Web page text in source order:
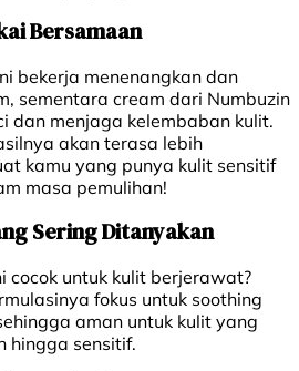
Bersamaan
bekerja menenangkan dan
sementara cream dari Numbuzin
dan menjaga kelembaban kulit.
akan terasa lebih
kamu yang punya kulit sensitif
masa pemulihan!
Sering Ditanyakan
cocok untuk kulit berjerawat?
fokus untuk soothing
aman untuk kulit yang
hingga sensitif.